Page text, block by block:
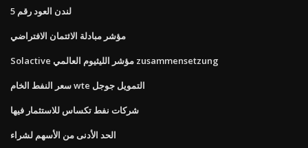
لندن العود رقم 5
مؤشر مبادلة الائتمان الافتراضي
Solactive مؤشر الليثيوم العالمي zusammensetzung
سعر النفط الخام wte التمويل جوجل
شركات نفط تكساس للاستثمار فيها
الحد الأدنى من الأسهم لشراء